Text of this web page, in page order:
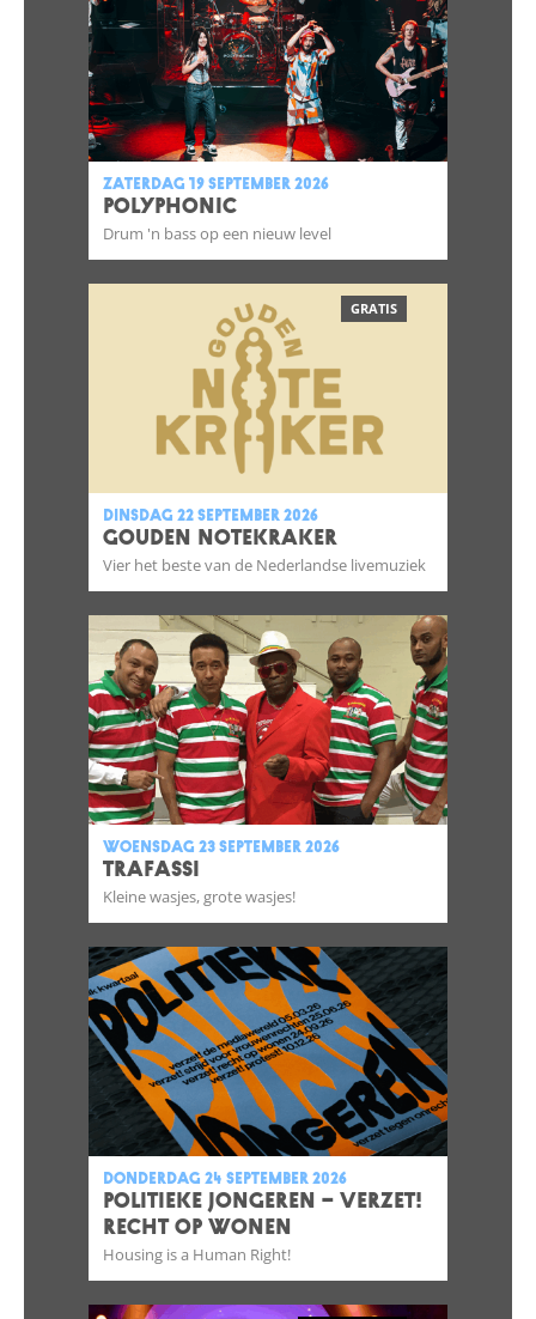
zaterdag 19 september 2026
POLYPHONIC
Drum 'n bass op een nieuw level
GRATIS
dinsdag 22 september 2026
GOUDEN NOTEKRAKER
Vier het beste van de Nederlandse livemuziek
woensdag 23 september 2026
TRAFASSI
Kleine wasjes, grote wasjes!
donderdag 24 september 2026
POLITIEKE JONGEREN – VERZET!
RECHT OP WONEN
Housing is a Human Right!